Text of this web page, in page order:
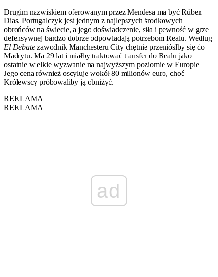
Drugim nazwiskiem oferowanym przez Mendesa ma być Rúben
Dias. Portugalczyk jest jednym z najlepszych środkowych
obrońców na świecie, a jego doświadczenie, siła i pewność w grze
defensywnej bardzo dobrze odpowiadają potrzebom Realu. Według
El Debate zawodnik Manchesteru City chętnie przeniósłby się do
Madrytu. Ma 29 lat i miałby traktować transfer do Realu jako
ostatnie wielkie wyzwanie na najwyższym poziomie w Europie.
Jego cena również oscyluje wokół 80 milionów euro, choć
Królewscy próbowaliby ją obniżyć.
REKLAMA
REKLAMA
ad